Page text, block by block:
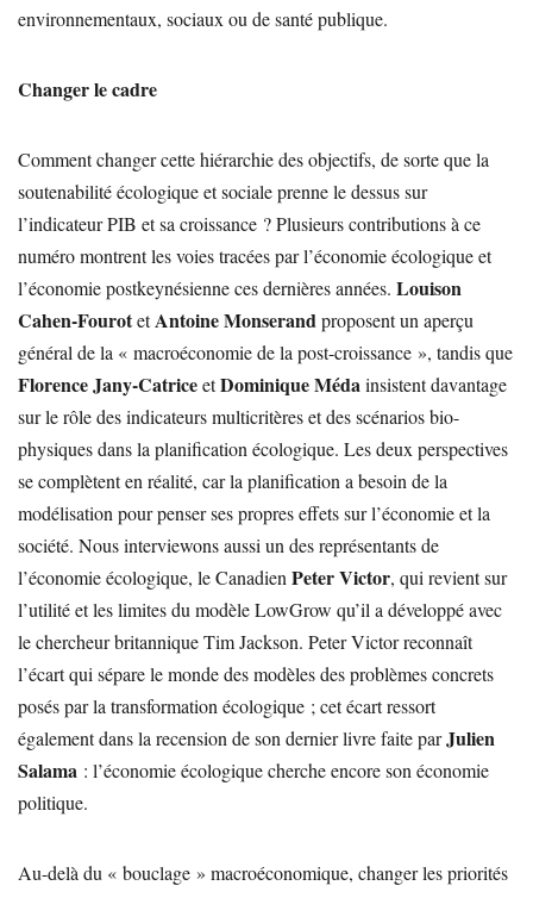
environnementaux, sociaux ou de santé publique.
Changer le cadre
Comment changer cette hiérarchie des objectifs, de sorte que la
soutenabilité écologique et sociale prenne le dessus sur
l’indicateur PIB et sa croissance ? Plusieurs contributions à ce
numéro montrent les voies tracées par l’économie écologique et
l’économie postkeynésienne ces dernières années. Louison
Cahen-FourotetAntoine Monserandproposent un aperçu
général de la « macroéconomie de la post-croissance », tandis que
Florence Jany-CatriceetDominique Médainsistent davantage
sur le rôle des indicateurs multicritères et des scénarios bio-
physiques dans la planification écologique. Les deux perspectives
se complètent en réalité, car la planification a besoin de la
modélisation pour penser ses propres effets sur l’économie et la
société. Nous interviewons aussi un des représentants de
l’économie écologique, le Canadien Peter Victor, qui revient sur
l’utilité et les limites du modèle LowGrow qu’il a développé avec
le chercheur britannique Tim Jackson. Peter Victor reconnaît
l’écart qui sépare le monde des modèles des problèmes concrets
posés par la transformation écologique ; cet écart ressort
également dans la recension de son dernier livre faite parJulien
Salama : l’économie écologique cherche encore son économie
politique.
Au-delà du « bouclage » macroéconomique, changer les priorités